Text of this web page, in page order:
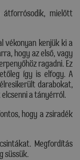
mielőtt
vékonyan kenjük ki a
hogy az első, vagy
ragadni. Ez
így is elfogy. A
darabokat,
a tányérról.
hogy a zsiradék
Megfordítás
süssük.